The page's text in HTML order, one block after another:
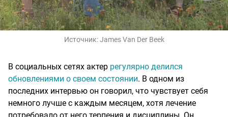
Источник:James Van Der Beek
В социальных сетях актер регулярно делился
обновлениями о своем состоянии. В одном из
последних интервью он говорил, что чувствует себя
немного лучше с каждым месяцем, хотя лечение